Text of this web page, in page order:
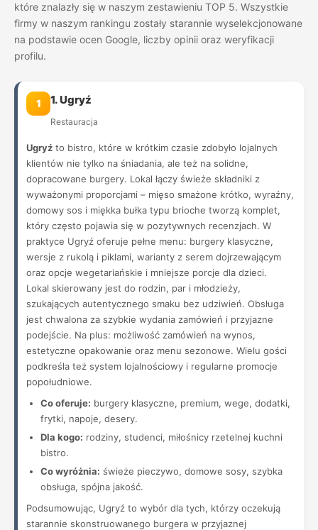
które znalazły się w naszym zestawieniu TOP 5. Wszystkie
firmy w naszym rankingu zostały starannie wyselekcjonowane
na podstawie ocen Google, liczby opinii oraz weryfikacji
profilu.
1 1. Ugryź
Restauracja
Ugryź to bistro, które w krótkim czasie zdobyło lojalnych
klientów nie tylko na śniadania, ale też na solidne,
dopracowane burgery. Lokal łączy świeże składniki z
wyważonymi proporcjami – mięso smażone krótko, wyraźny,
domowy sos i miękka bułka typu brioche tworzą komplet,
który często pojawia się w pozytywnych recenzjach. W
praktyce Ugryź oferuje pełne menu: burgery klasyczne,
wersje z rukolą i piklami, warianty z serem dojrzewającym
oraz opcje wegetariańskie i mniejsze porcje dla dzieci.
Lokal skierowany jest do rodzin, par i młodzieży,
szukających autentycznego smaku bez udziwień. Obsługa
jest chwalona za szybkie wydania zamówień i przyjazne
podejście. Na plus: możliwość zamówień na wynos,
estetyczne opakowanie oraz menu sezonowe. Wielu gości
podkreśla też system lojalnościowy i regularne promocje
popołudniowe.
Co oferuje: burgery klasyczne, premium, wege, dodatki,
frytki, napoje, desery.
Dla kogo: rodziny, studenci, miłośnicy rzetelnej kuchni
bistro.
Co wyróżnia: świeże pieczywo, domowe sosy, szybka
obsługa, spójna jakość.
Podsumowując, Ugryź to wybór dla tych, którzy oczekują
starannie skonstruowanego burgera w przyjaznej